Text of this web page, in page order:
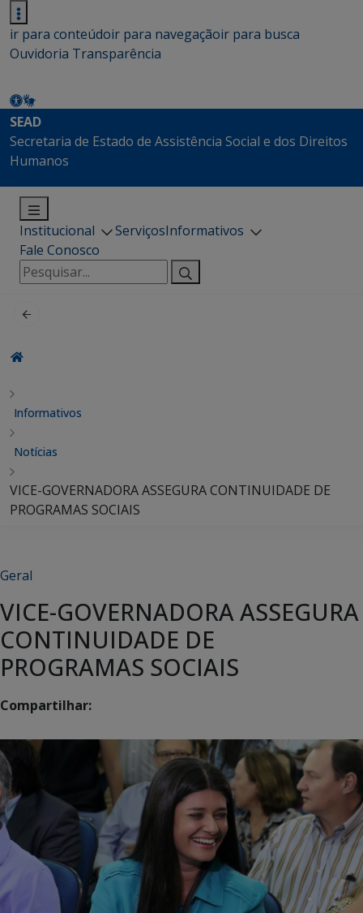
ir para conteúdoir para navegaçãoir para busca
Ouvidoria Transparência
SEAD
Secretaria de Estado de Assistência Social e dos Direitos
Humanos
Institucional ServiçosInformativos
Fale Conosco
Pesquisar
por:
Informativos
Notícias
VICE-GOVERNADORA ASSEGURA CONTINUIDADE DE
PROGRAMAS SOCIAIS
Geral
VICE-GOVERNADORA ASSEGURA
CONTINUIDADE DE
PROGRAMAS SOCIAIS
Compartilhar: